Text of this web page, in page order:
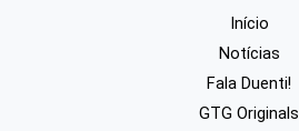
Início
Notícias
Fala Duenti!
GTG Originals